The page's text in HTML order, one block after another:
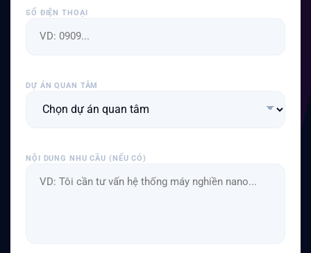
SỐ ĐIỆN THOẠI
DỰ ÁN QUAN TÂM
NỘI DUNG NHU CẦU (NẾU CÓ)